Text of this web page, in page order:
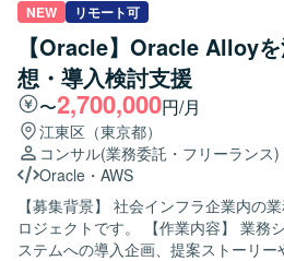
まで一貫してご対応いただきます。
ストからユーザ展開までを進めていただきます。 【求める人物像】 ネ
証や運用の観点を持ち、ユーザ展開
ます。ZTNAやSASE領域へのキャッ
的に動いていただける方が望ましいです。 【ポジションの魅力】 大規模な端末VPN更
ZTNA導入プロジェクトに参画するこ
セキュリティ、認証基盤、運用設計
ザ展開や運用展開に関わることで、
す。 【開発環境】 Zscaler(ZIA/ZPA想定)、Cisco AnyConnect、FortiGate、EntraID/AzureAD等
の認証基盤、ZTNA/SASE関連ソリ
です。
NEW リモート可
【Oracle】Oracle Alloy
想・導入検討支援
〜2,700,000円/月
江東区（東京都）
コンサル(業務委託・フリーランス)
Oracle ・ AWS
【募集背景】 社会インフラ企業内の
ロジェクトです。 【作業内容】 業務システム更改に向けた企画・導入検討を支援します。他シ
ステムへの導入企画、提案ストーリ